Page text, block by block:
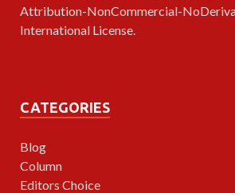
Attribution-NonCommercial-
International License.
CATEGORIES
Blog
Column
Editors Choice